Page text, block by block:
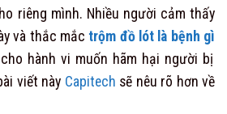
riêng mình. Nhiều người cảm thấy
và thắc mắctrộm đồ lót là bệnh gì
hành vi muốn hãm hại người bị
viết này Capitech sẽ nêu rõ hơn về